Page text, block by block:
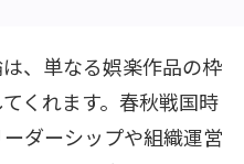
、単なる娯楽作品の枠
くれます。春秋戦国時
ダーシップや組織運営